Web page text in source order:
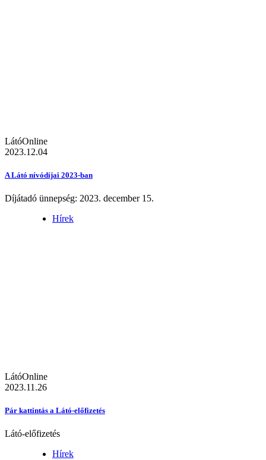
LátóOnline
2023.12.04
A Látó nívódíjai 2023-ban
Díjátadó ünnepség: 2023. december 15.
Hírek
LátóOnline
2023.11.26
Pár kattintás a Látó-előfizetés
Látó-előfizetés
Hírek